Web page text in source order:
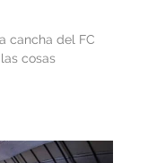
cancha del FC
cosas